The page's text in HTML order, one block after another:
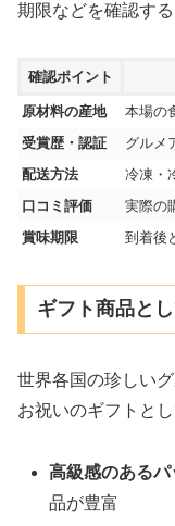
期限などを確認する
確認ポイント
原材料の産地 本場の
受賞歴・認証
グルメ
配送方法
冷凍・
口コミ評価
実際の
賞味期限
到着後
ギフト商品と
世界各国の珍しい
お祝いのギフトと
高級感のある
品が豊富